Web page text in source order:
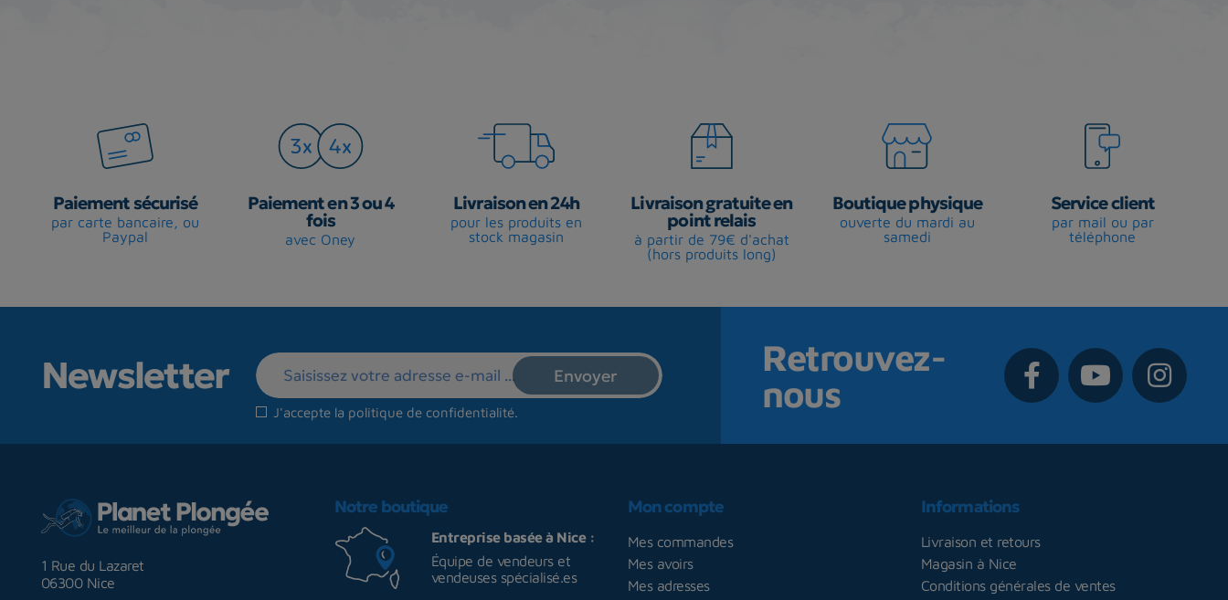
Paiement sécurisé
par carte bancaire, ou
Paypal
Paiement en 3 ou 4
fois
avec Oney
Livraison en 24h
pour les produits en
stock magasin
Livraison gratuite en
point relais
à partir de 79€ d'achat
(hors produits long)
Boutique physique
ouverte du mardi au
samedi
Service client
par mail ou par
téléphone
Newsletter
J'accepte la politique de confidentialité.
Retrouvez-
nous
1 Rue du Lazaret
06300 Nice
Notre boutique
Entreprise basée à Nice :
Équipe de vendeurs et
vendeuses spécialisé.es
Mon compte
Mes commandes
Mes avoirs
Mes adresses
Informations
Livraison et retours
Magasin à Nice
Conditions générales de ventes